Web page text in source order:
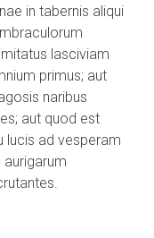
in tabernis aliqui
lasciviam
primus; aut
naribus
aut quod est
lucis ad vesperam